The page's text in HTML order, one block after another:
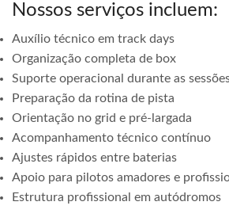
Nossos serviços incluem:
Auxílio técnico em track days
Organização completa de box
Suporte operacional durante as
Preparação da rotina de pista
Orientação no grid e pré-largada
Acompanhamento técnico contínuo
Ajustes rápidos entre baterias
Apoio para pilotos amadores e
Estrutura profissional em autódromos